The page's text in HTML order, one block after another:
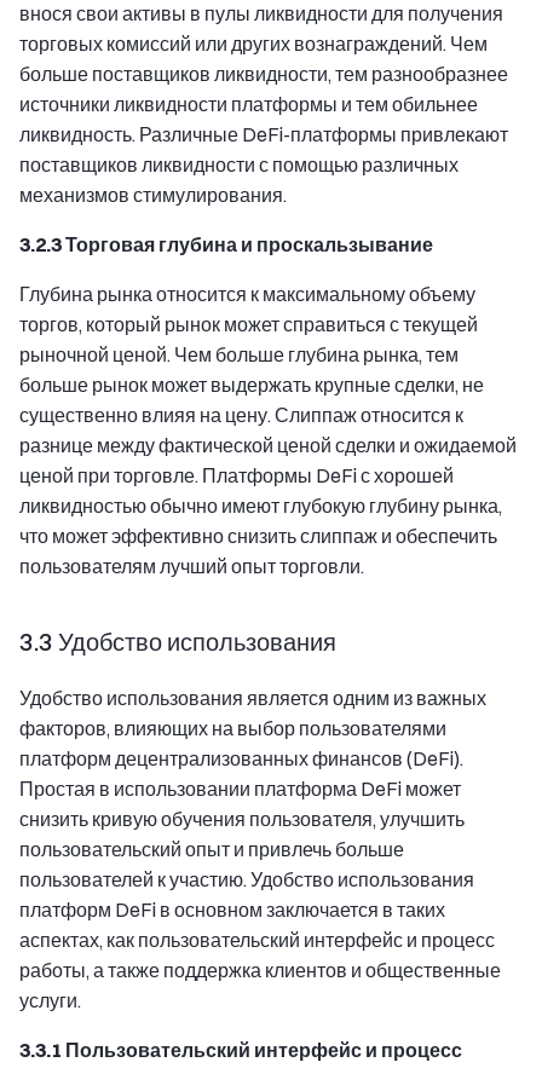
внося свои активы в пулы ликвидности для получения
торговых комиссий или других вознаграждений. Чем
больше поставщиков ликвидности, тем разнообразнее
источники ликвидности платформы и тем обильнее
ликвидность. Различные DeFi-платформы привлекают
поставщиков ликвидности с помощью различных
механизмов стимулирования.
3.2.3 Торговая глубина и проскальзывание
Глубина рынка относится к максимальному объему
торгов, который рынок может справиться с текущей
рыночной ценой. Чем больше глубина рынка, тем
больше рынок может выдержать крупные сделки, не
существенно влияя на цену. Слиппаж относится к
разнице между фактической ценой сделки и ожидаемой
ценой при торговле. Платформы DeFi с хорошей
ликвидностью обычно имеют глубокую глубину рынка,
что может эффективно снизить слиппаж и обеспечить
пользователям лучший опыт торговли.
3.3 Удобство использования
Удобство использования является одним из важных
факторов, влияющих на выбор пользователями
платформ децентрализованных финансов (DeFi).
Простая в использовании платформа DeFi может
снизить кривую обучения пользователя, улучшить
пользовательский опыт и привлечь больше
пользователей к участию. Удобство использования
платформ DeFi в основном заключается в таких
аспектах, как пользовательский интерфейс и процесс
работы, а также поддержка клиентов и общественные
услуги.
3.3.1 Пользовательский интерфейс и процесс